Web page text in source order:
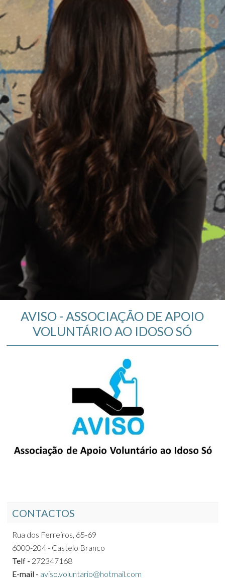
AVISO - ASSOCIAÇÃO DE APOIO
VOLUNTÁRIO AO IDOSO SÓ
CONTACTOS
Rua dos Ferreiros, 65-69
6000-204 - Castelo Branco
Telf - 272347168
E-mail - aviso.voluntario@hotmail.com